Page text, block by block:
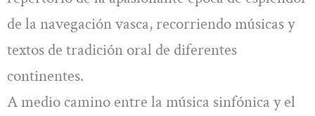
de la navegación vasca, recorriendo músicas y
textos de tradición oral de diferentes
continentes.
A medio camino entre la música sinfónica y el